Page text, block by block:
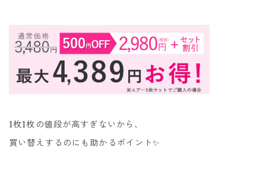
1枚1枚の値段が高すぎないから、
買い替えするのにも助かるポイント✨